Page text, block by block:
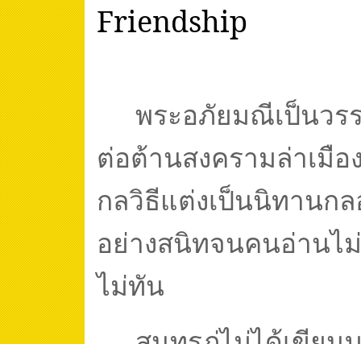
Friendship
พระอภัยมณีเป็นวร
ต่อต้านสงครามล่าเมื
กลวิธีแต่งเป็นนิทานก
อย่างสนิทจนคนอ่านไ
ไม่ทัน